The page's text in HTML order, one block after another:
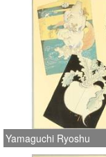
Yamaguchi Ryoshu